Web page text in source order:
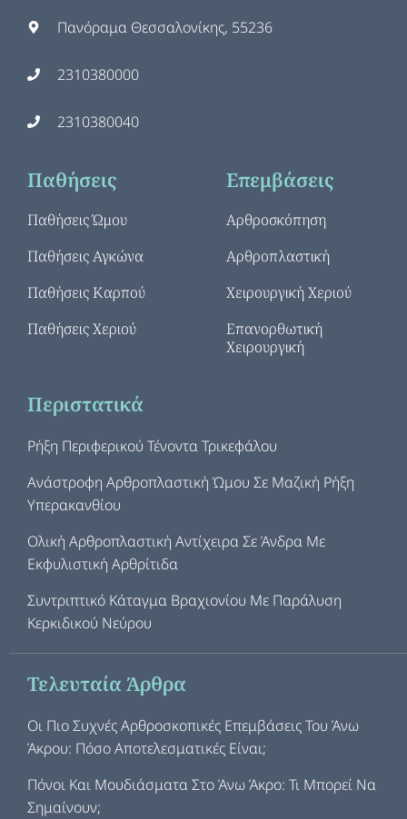
Πανόραμα Θεσσαλονίκης, 55236
2310380000
2310380040
Παθήσεις
Παθήσεις Ώμου
Παθήσεις Αγκώνα
Παθήσεις Καρπού
Παθήσεις Χεριού
Επεμβάσεις
Αρθροσκόπηση
Αρθροπλαστική
Χειρουργική Χεριού
Επανορθωτική
Χειρουργική
Περιστατικά
Ρήξη Περιφερικού Τένοντα Τρικεφάλου
Ανάστροφη Αρθροπλαστική Ώμου Σε Μαζική Ρήξη
Υπερακανθίου
Ολική Αρθροπλαστική Αντίχειρα Σε Άνδρα Με
Εκφυλιστική Αρθρίτιδα
Συντριπτικό Κάταγμα Βραχιονίου Με Παράλυση
Κερκιδικού Νεύρου
Τελευταία Άρθρα
Οι Πιο Συχνές Αρθροσκοπικές Επεμβάσεις Του Άνω
Άκρου: Πόσο Αποτελεσματικές Είναι;
Πόνοι Και Μουδιάσματα Στο Άνω Άκρο: Τι Μπορεί Να
Σημαίνουν;